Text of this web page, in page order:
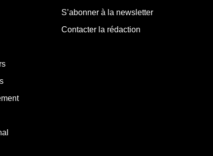
S’abonner à la newsletter
Contacter la rédaction